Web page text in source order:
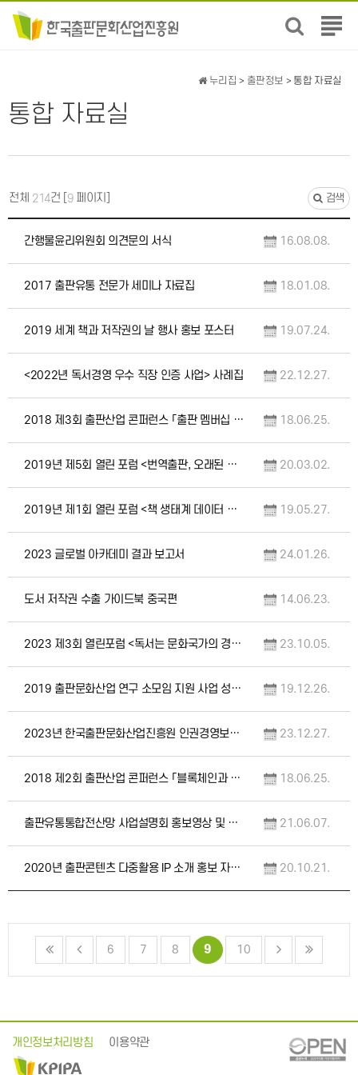
전
뉴
통합 자료실
누리집 > 출판정보 > 통합 자료실
전체 214건 [ 9페이지] 검색
간행물윤리위원회 의견문의 서식 16.08.08.
2017 출판유통 전문가 세미나 자료집 18.01.08.
2019 세계 책과 저작권의 날 행사 홍보 포스터 19.07.24.
<2022년 독서경영 우수 직장 인증 사업> 사례집 22.12.27.
2018 제3회 출판산업 콘퍼런스 「출판 멤버십 비즈니스」 자료집 18.06.25.
2019년 제5회 열린 포럼 <번역출판, 오래된 과제> 자료집 20.03.02.
2019년 제1회 열린 포럼 <책 생태계 데이터 협력> 자료집 19.05.27.
2023 글로벌 아카데미 결과 보고서 24.01.26.
도서 저작권 수출 가이드북 중국편 14.06.23.
2023 제3회 열린포럼 <독서는 문화국가의 경쟁력이다> 자료집 23.10.05.
2019 출판문화산업 연구 소모임 지원 사업 성과 발표회 자료집 19.12.26.
2023년 한국출판문화산업진흥원 인권경영보고서 23.12.27.
2018 제2회 출판산업 콘퍼런스 「블록체인과 출판산업 연계 방안」 자료집 18.06.25.
출판유통통합전산망 사업설명회 홍보영상 및 발표자료 21.06.07.
2020년 출판콘텐츠 다중활용 IP 소개 홍보 자료집 20.10.21.
6 7 8 9 10
개인정보처리방침 이용약관